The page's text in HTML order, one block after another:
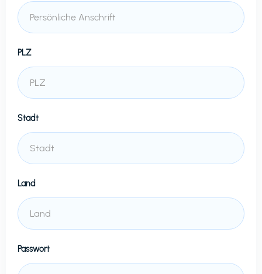
PLZ
Stadt
Land
Passwort